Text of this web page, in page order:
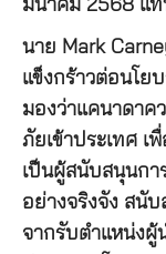
มีนาคม 2568 แ
นาย Mark
แข็งกร้าวต่อนโย
มองว่าแคนาดาค
ภัยเข้าประเทศ เ
เป็นผู้สนับสนุนกา
อย่างจริงจัง สนั
จากรับตำแหน่งผู้